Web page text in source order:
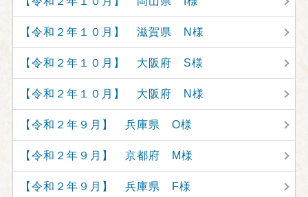
【令和２年１０月】 滋賀県 N様
【令和２年１０月】 大阪府 S様
【令和２年１０月】 大阪府 N様
【令和２年９月】 兵庫県 O様
【令和２年９月】 京都府 M様
【令和２年９月】 兵庫県 F様